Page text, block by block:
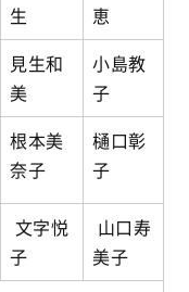
生
恵
見生和
美
小島教
子
根本美
奈子
樋口彰
子
文字悦
子
山口寿
美子